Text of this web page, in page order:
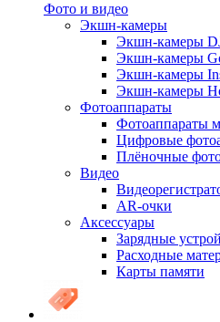
Фото и видео
Экшн-камеры
Экшн-камеры
Экшн-камеры
Экшн-камеры
Экшн-камеры
Фотоаппараты
Фотоаппараты
Цифровые
Плёночные
Видео
AR-очки
Аксессуары
Зарядные
Расходные
Карты памяти